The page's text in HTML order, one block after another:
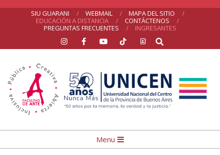
SIU GUARANI WEBMAIL
MAPA DEL SITIO
EDUCACIÓN A DISTANCIA
CONTÁCTENOS
PREGUNTAS FRECUENTES
INGRESANTES
Search
UNICEN
Navigation
Menu